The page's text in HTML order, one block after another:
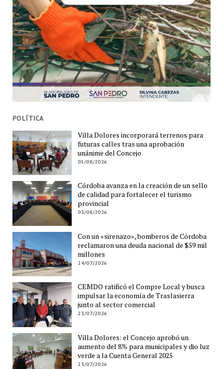
POLÍTICA
Villa Dolores incorporará terrenos para
futuras calles tras una aprobación
unánime del Concejo
05/08/2026
Córdoba avanza en la creación de un sello
de calidad para fortalecer el turismo
provincial
03/08/2026
Con un «sirenazo», bomberos de Córdoba
reclamaron una deuda nacional de $59 mil
millones
24/07/2026
CEMDO ratificó el Compre Local y busca
impulsar la economía de Traslasierra
junto al sector comercial
23/07/2026
Villa Dolores: el Concejo aprobó un
aumento del 8% para municipales y dio luz
verde a la Cuenta General 2025
23/07/2026